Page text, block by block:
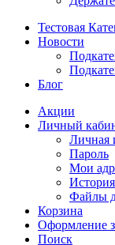
Тестовая
Новости
Блог
Акции
Личный
Личная
Пароль
Мои
История
Файлы
Корзина
Оформление
Поиск